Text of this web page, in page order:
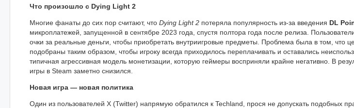
Что произошло с Dying Light 2
Многие фанаты до сих пор считают, что Dying Light 2 потеряла популярность из-за введения DL
микроплатежей, запущенной в сентябре 2023 года, спустя полтора года после релиза.
очки за реальные деньги, чтобы приобретать внутриигровые предметы. Проблема была в том, что
подобраны таким образом, чтобы игроку всегда приходилось переплачивать и оставались
типичная агрессивная модель монетизации, которую геймеры восприняли крайне негативно. В
игры в Steam заметно снизился.
Новая игра — новая политика
Один из пользователей X (Twitter) напрямую обратился к Techland, прося не допускать подобных